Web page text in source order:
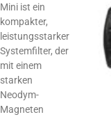
Mini ist ein
kompakter,
leistungsstarker
Systemfilter, der
mit einem
starken
Neodym-
Magneten